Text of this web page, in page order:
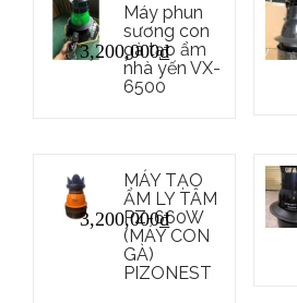
3,200,000₫
Máy phun
sương con
gà tạo ẩm
nhà yến VX-
6500
3,200,000₫
MÁY TẠO
ẨM LY TÂM
PZ-660W
(MÁY CON
GÀ)
PIZONEST